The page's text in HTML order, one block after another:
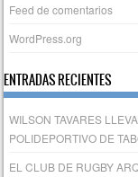
Feed de comentarios
WordPress.org
ENTRADAS RECIENTES
WILSON TAVARES
POLIDEPORTIVO DE
EL CLUB DE RUGBY